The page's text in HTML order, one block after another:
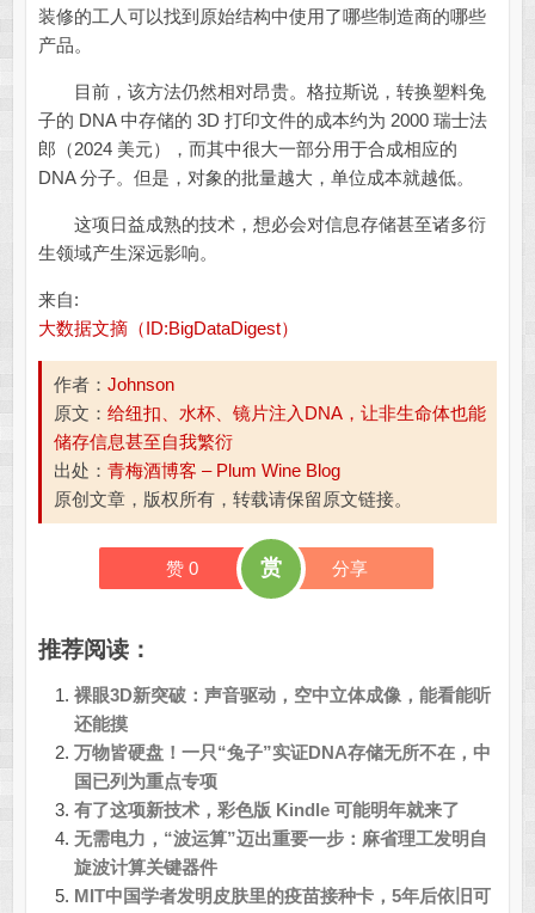
装修的工人可以找到原始结构中使用了哪些制造商的哪些
产品。
目前，该方法仍然相对昂贵。格拉斯说，转换塑料兔
子的 DNA 中存储的 3D 打印文件的成本约为 2000 瑞士法
郎（2024 美元），而其中很大一部分用于合成相应的
DNA 分子。但是，对象的批量越大，单位成本就越低。
这项日益成熟的技术，想必会对信息存储甚至诸多衍
生领域产生深远影响。
来自:
大数据文摘（ID:BigDataDigest）
作者： Johnson
原文： 给纽扣、水杯、镜片注入DNA，让非生命体也能
储存信息甚至自我繁衍
出处： 青梅酒博客 – Plum Wine Blog
原创文章，版权所有，转载请保留原文链接。
赞 0 赏 分享
推荐阅读：
裸眼3D新突破：声音驱动，空中立体成像，能看能听
还能摸
万物皆硬盘！一只“兔子”实证DNA存储无所不在，中
国已列为重点专项
有了这项新技术，彩色版 Kindle 可能明年就来了
无需电力，“波运算”迈出重要一步：麻省理工发明自
旋波计算关键器件
MIT中国学者发明皮肤里的疫苗接种卡，5年后依旧可